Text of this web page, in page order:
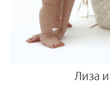
Лиза